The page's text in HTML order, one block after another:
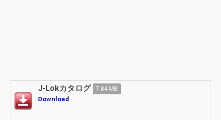
J-Lokカタログ 7.84 MB
Download